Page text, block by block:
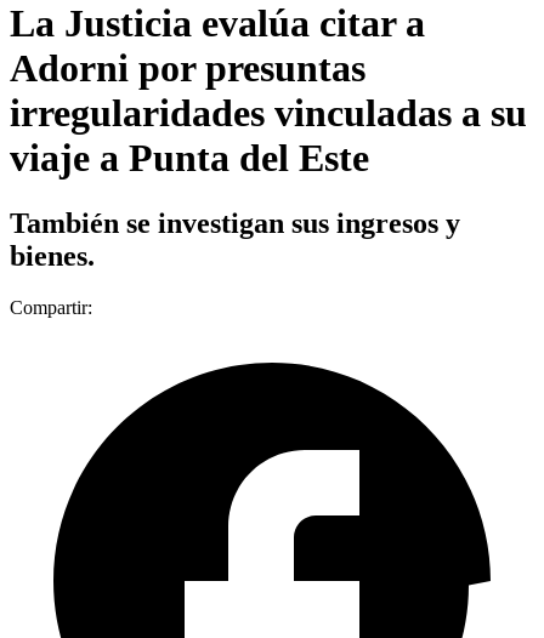
La Justicia evalúa citar a
Adorni por presuntas
irregularidades vinculadas a su
viaje a Punta del Este
También se investigan sus ingresos y
bienes.
Compartir: